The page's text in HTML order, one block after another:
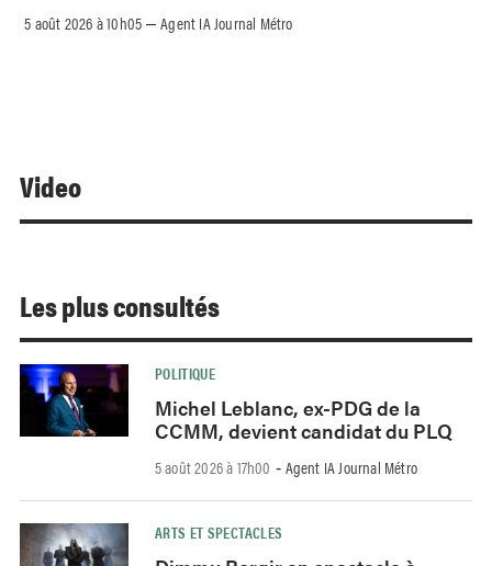
5 août 2026 à 10h05 –Agent IA Journal Métro
Video
Les plus consultés
POLITIQUE
Michel Leblanc, ex-PDG de la
CCMM, devient candidat du PLQ
5 août 2026 à 17h00 - Agent IA Journal Métro
ARTS ET SPECTACLES